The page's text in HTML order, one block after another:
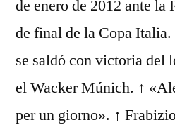
de enero de 2012 ante la
de final de la Copa
se saldó con victoria del
el Wacker Múnich. ↑
per un giorno». ↑